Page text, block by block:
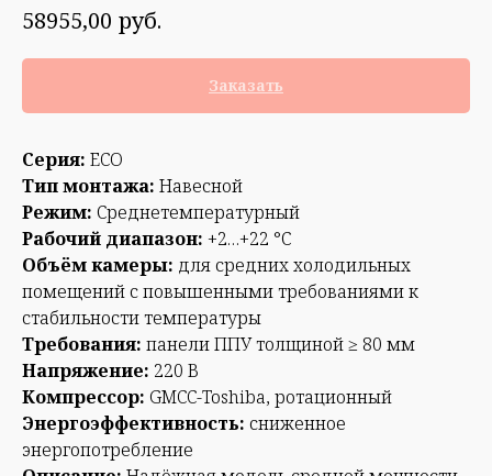
58955,00 руб.
Заказать
Серия: ECO
Тип монтажа: Навесной
Режим: Среднетемпературный
Рабочий диапазон: +2…+22 °С
Объём камеры: для средних холодильных
помещений с повышенными требованиями к
стабильности температуры
Требования: панели ППУ толщиной ≥ 80 мм
Напряжение: 220 В
Компрессор: GMCC-Toshiba, ротационный
Энергоэффективность: сниженное
энергопотребление